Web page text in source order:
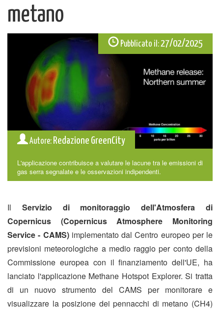
metano
Pubblicato il:27/02/2025
Autore: Redazione GreenCity
L'applicazione contribuisce a valutare le lacune tra le emissioni di
gas serra segnalate e le osservazioni indipendenti.
Il Servizio di monitoraggio dell'Atmosfera di
Copernicus (Copernicus Atmosphere Monitoring
Service - CAMS)implementato dal Centro europeo per le
previsioni meteorologiche a medio raggio per conto della
Commissione europea con il finanziamento dell'UE, ha
lanciato l'applicazione Methane Hotspot Explorer. Si tratta
di un nuovo strumento del CAMS per monitorare e
visualizzare la posizione dei pennacchi di metano (CH4)